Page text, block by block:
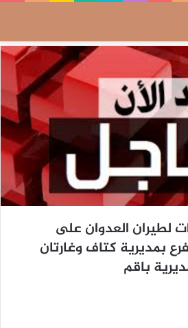
6 غارات لطيران العدوان على
بمديرية كتاف وغارتان
باقم